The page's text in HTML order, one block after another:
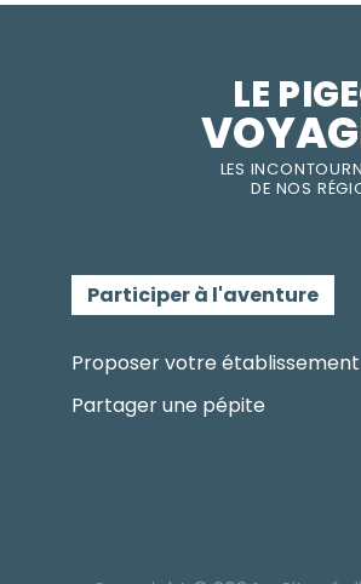
LES INCONTO
DE NOS RÉGI
LE
Participer à l'aventure
Proposer votre établissement
Partager une pépite